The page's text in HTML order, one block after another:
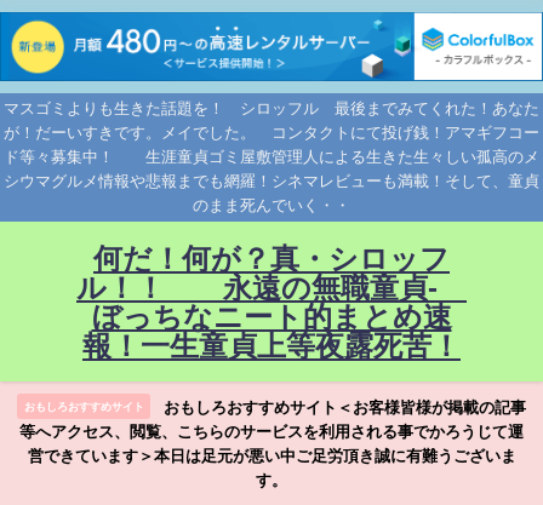
マスゴミよりも生きた話題を！ シロッフル 最後までみてくれた！あなた
が！だーいすきです。メイでした。 コンタクトにて投げ銭！アマギフコー
ド等々募集中！ 生涯童貞ゴミ屋敷管理人による生きた生々しい孤高のメ
シウマグルメ情報や悲報までも網羅！シネマレビューも満載！そして、童貞
のまま死んでいく・・
何だ！何が？真・シロッフ
ル！！ 永遠の無職童貞-
ぼっちなニート的まとめ速
報！一生童貞上等夜露死苦！
おもしろおすすめサイト
おもしろおすすめサイト＜お客様皆様が掲載の記事
等へアクセス、閲覧、こちらのサービスを利用される事でかろうじて運
営できています＞本日は足元が悪い中ご足労頂き誠に有難うございま
す。